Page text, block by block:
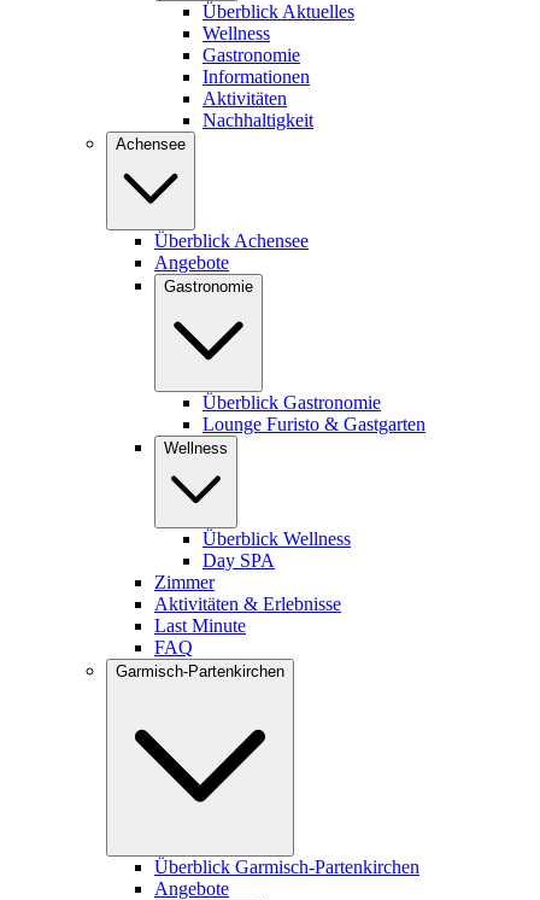
Überblick Aktuelles
Wellness
Gastronomie
Informationen
Aktivitäten
Nachhaltigkeit
Achensee
Überblick Achensee
Angebote
Gastronomie
Überblick Gastronomie
Lounge Furisto & Gastgarten
Wellness
Überblick Wellness
Day SPA
Zimmer
Aktivitäten & Erlebnisse
Last Minute
FAQ
Garmisch-Partenkirchen
Überblick Garmisch-Partenkirchen
Angebote